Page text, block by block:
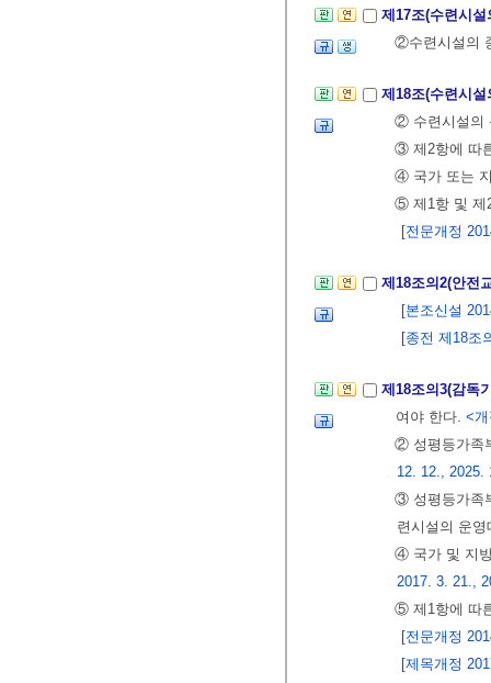
제17조(수련시
②수련시설의
제18조(수련시
② 수련시설의
③ 제2항에 따
④ 국가 또는
⑤ 제1항 및 제
[전문개정
제18조의2(안전
[본조신설
[종전 제18조
제18조의3(감독
여야 한다. <
② 성평등가족
12. 12., 2025.
③ 성평등가족
련시설의 운
④ 국가 및 지
2017. 3. 21.,
⑤ 제1항에 따
[전문개정
[제목개정